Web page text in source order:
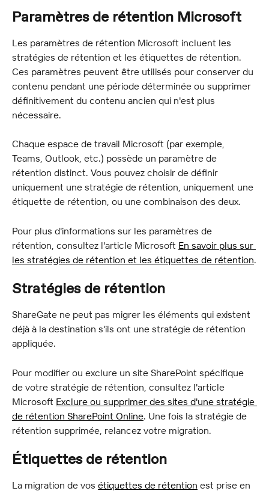
Paramètres de rétention Microsoft
Les paramètres de rétention Microsoft incluent les
stratégies de rétention et les étiquettes de rétention.
Ces paramètres peuvent être utilisés pour conserver du
contenu pendant une période déterminée ou supprimer
définitivement du contenu ancien qui n'est plus
nécessaire.
Chaque espace de travail Microsoft (par exemple,
Teams, Outlook, etc.) possède un paramètre de
rétention distinct. Vous pouvez choisir de définir
uniquement une stratégie de rétention, uniquement une
étiquette de rétention, ou une combinaison des deux.
Pour plus d'informations sur les paramètres de
rétention, consultez l'article Microsoft En savoir plus sur
les stratégies de rétention et les étiquettes de rétention.
Stratégies de rétention
ShareGate ne peut pas migrer les éléments qui existent
déjà à la destination s'ils ont une stratégie de rétention
appliquée.
Pour modifier ou exclure un site SharePoint spécifique
de votre stratégie de rétention, consultez l'article
Microsoft Exclure ou supprimer des sites d'une stratégie
de rétention SharePoint Online. Une fois la stratégie de
rétention supprimée, relancez votre migration.
Étiquettes de rétention
La migration de vos étiquettes de rétention est prise en